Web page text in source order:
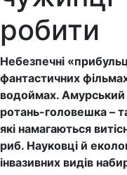
робити
Небезпечні
фантастичних
водоймах. Амурський
ротань-головешка –
які намагаються
риб. Науковці й
інвазивних видів